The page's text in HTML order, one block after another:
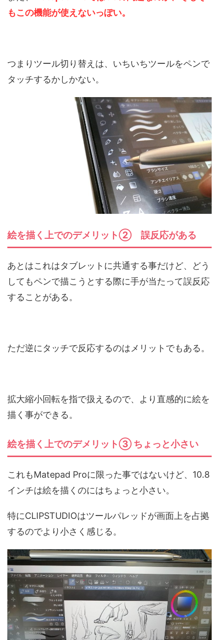
もこの機能が使えないっぽい。
つまりツール切り替えは、いちいちツールをペンで
タッチするかしかない。
絵を描く上でのデメリット② 誤反応がある
あとはこれはタブレットに共通する事だけど、どう
してもペンで描こうとする際に手が当たって誤反応
することがある。
ただ逆にタッチで反応するのはメリットでもある。
拡大縮小回転を指で扱えるので、より直感的に絵を
描く事ができる。
絵を描く上でのデメリット③ ちょっと小さい
これもMatepad Proに限った事ではないけど、10.8
インチは絵を描くのにはちょっと小さい。
特にCLIPSTUDIOはツールパレッドが画面上を占拠
するのでより小さく感じる。